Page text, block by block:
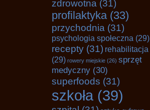
zdrowotna (31)
profilaktyka(33)
przychodnia (31)
psychologia społeczna (29)
recepty (31) rehabilitacja
(29) rowery miejskie (26) sprzęt
medyczny (30)
superfoods (31)
szkoła (39)